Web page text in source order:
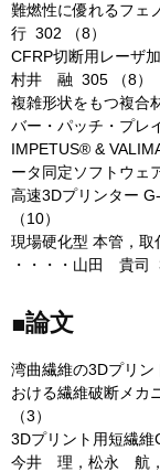
難燃性に優れるフェ
行 302 （8）
CFRP切断用レーザ
村井 融 305 （8）
複雑形状をもつ複合
バー・パッチ・プレ
IMPETUS® &
ータ同定ソフトウェ
高速3Dプリンター
（10）
現場硬化型 本管，
・・・・山田 貴司
■論文
湾曲繊維の3Dプリン
おける繊維破断メ
（3）
3Dプリント用短繊維
今井 理，松永 航